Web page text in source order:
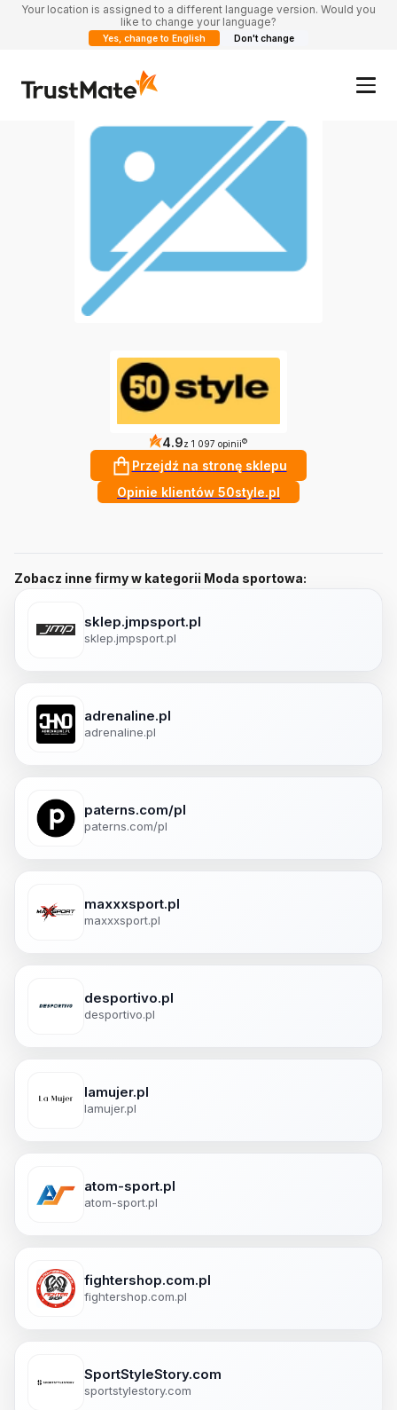
Your location is assigned to a different language version. Would you
like to change your language?
Yes, change to English Don't change
4.9z 1 097 opinii ?
Przejdź na stronę sklepu
Opinie klientów 50style.pl
Zobacz inne firmy w kategorii Moda sportowa:
sklep.jmpsport.pl
sklep.jmpsport.pl
adrenaline.pl
adrenaline.pl
paterns.com/pl
paterns.com/pl
maxxxsport.pl
maxxxsport.pl
desportivo.pl
desportivo.pl
lamujer.pl
lamujer.pl
atom-sport.pl
atom-sport.pl
fightershop.com.pl
fightershop.com.pl
SportStyleStory.com
sportstylestory.com